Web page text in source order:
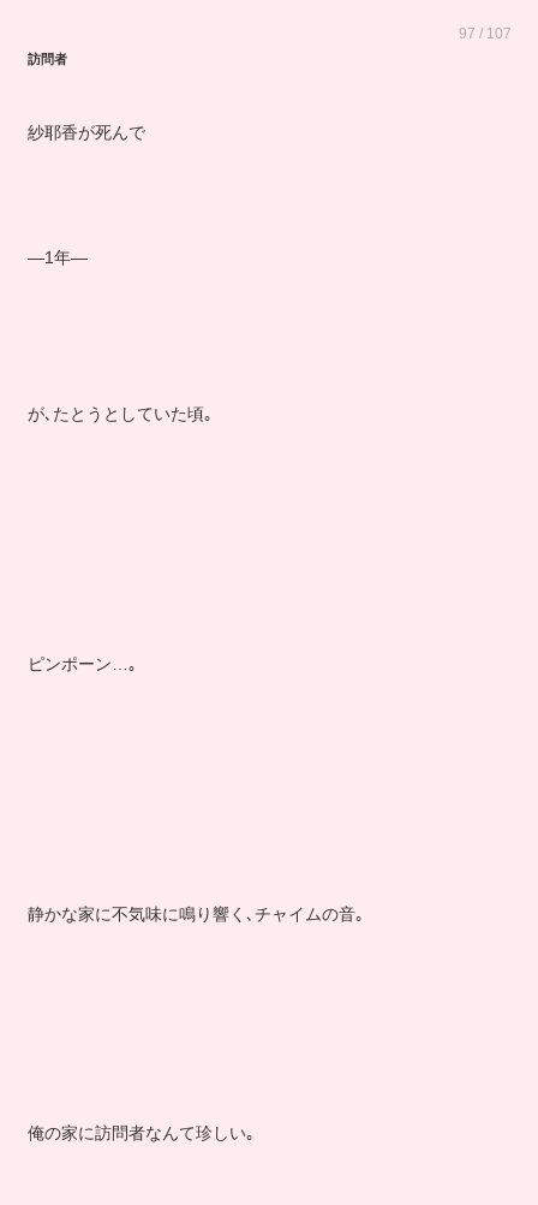
97 / 107
訪問者
紗耶香が死んで
―1年―
が､たとうとしていた頃｡
ピンポーン…｡
静かな家に不気味に鳴り響く､チャイムの音｡
俺の家に訪問者なんて珍しい｡